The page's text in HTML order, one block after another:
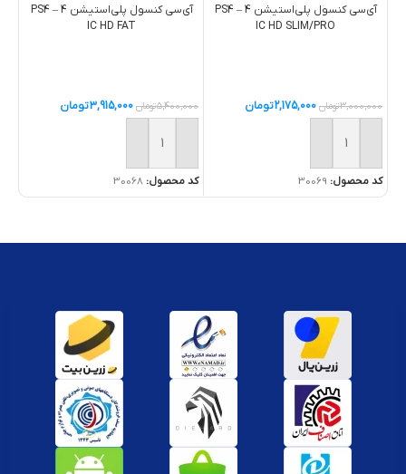
آی‌سی کنسول پلی‌استیشن 4 – PS4
IC HD SLIM/PRO
3,000,000تومان 2,175,000تومان
خرید
کد محصول: 30069
آی‌سی کنسول پلی‌استیشن 4 – PS4
IC HD FAT
5,400,000تومان 3,915,000تومان
خرید
کد محصول: 30068